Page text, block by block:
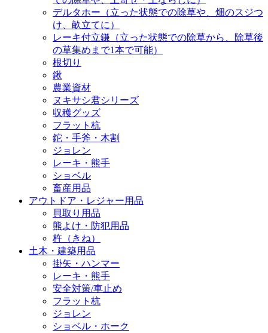
デルタホー（立った状態での除草や、畑のスジつ
け、畝立てに）
レーキ付立鎌（立った状態での除草から、除草後
の草集めまで1本で可能）
根切り
鍬
農業資材
ヌキサシ君シリーズ
収穫グッズ
フラット杭
鉈・手斧・木割
ジョレン
レーキ・熊手
ショベル
畜産用品
アウトドア・レジャー用品
貝取り用品
熊よけ・防犯用品
杵（きね）
土木・建築用品
掛矢・ハンマー
レーキ・熊手
安全対策/車止め
フラット杭
ジョレン
ショベル・ホーク